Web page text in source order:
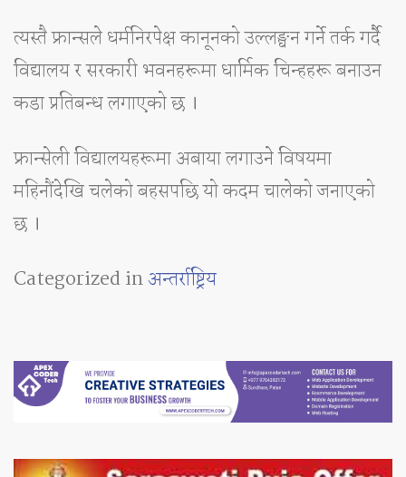
त्यस्तै फ्रान्सले धर्मनिरपेक्ष कानूनको उल्लङ्घन गर्ने तर्क गर्दै
विद्यालय र सरकारी भवनहरूमा धार्मिक चिन्हहरू बनाउन
कडा प्रतिबन्ध लगाएको छ ।
फ्रान्सेली विद्यालयहरूमा अबाया लगाउने विषयमा
महिनौंदेखि चलेको बहसपछि यो कदम चालेको जनाएको
छ ।
Categorized inअन्तर्राष्ट्रिय